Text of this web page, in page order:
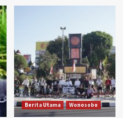
Berita Utama Wonosobo